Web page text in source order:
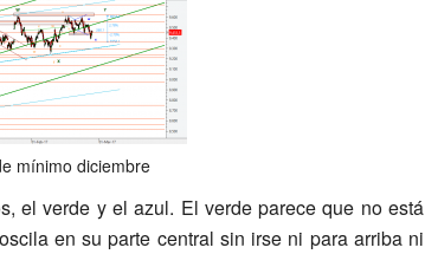
mínimo diciembre
el verde y el azul. El verde parece que no está
en su parte central sin irse ni para arriba ni